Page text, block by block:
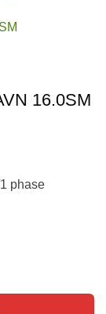
16.0SM
phase